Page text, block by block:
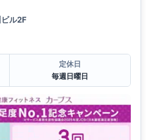
ル2F
定休日
毎週日曜日